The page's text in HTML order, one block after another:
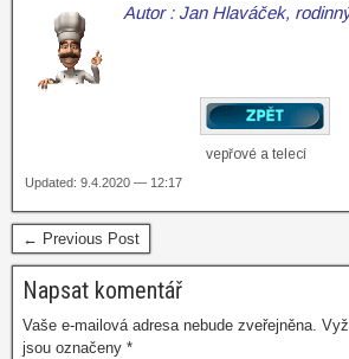
Autor : Jan Hlaváček,
vepřové a telecí
Updated: 9.4.2020 — 12:17
← Previous Post
Napsat komentář
Vaše e-mailová adresa nebude zveřejněna.
jsou označeny *